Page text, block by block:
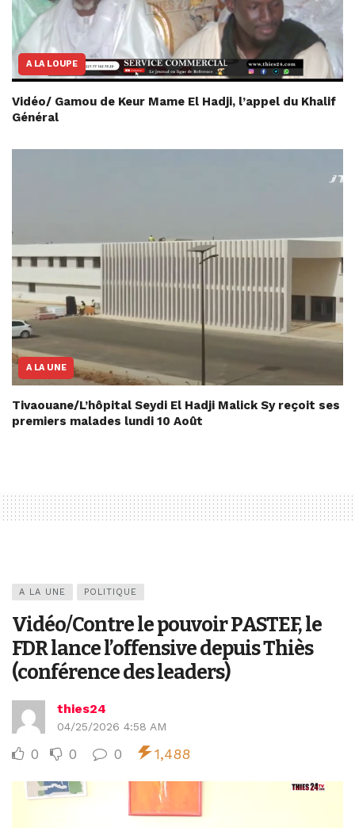
A LA LOUPE
Vidéo/ Gamou de Keur Mame El Hadji, l’appel du Khalif
Général
A LA UNE
Tivaouane/L’hôpital Seydi El Hadji Malick Sy reçoit ses
premiers malades lundi 10 Août
A LA UNE POLITIQUE
Vidéo/Contre le pouvoir PASTEF, le
FDR lance l’offensive depuis Thiès
(conférence des leaders)
thies24
04/25/2026 4:58 AM
0 0 0 1,488